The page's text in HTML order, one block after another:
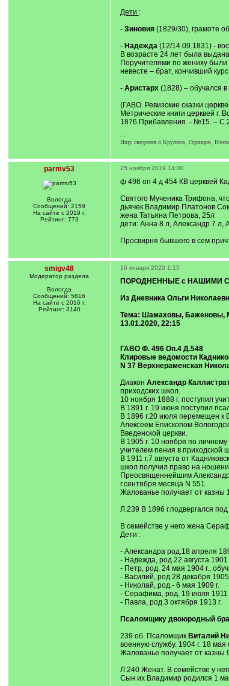
Дети :
- Зиновия(1829/30), грамоте
- Надежда(12/14.09.1831) -
В возрасте 24 лет была
Поручителями по жениху были
невесте – брат, кончивший
- Аристарх(1828) – обучался
(ГАВО. Ревизские сказки
Метрические книги церквей
1876.Прибавления. - №15. –
---
Ищу сведения о Крупнов, Одинцов,
parmv53
Вологда
Сообщений: 2159
На сайте с 2019 г.
Рейтинг: 773
25 ноября 2019 14:00
ф 496 оп 4 д 454 КВ церквей
Святого Мученика Трифона,
дьячек Владимир Платонов
жена Татьяна Петрова, 25л
дети: Анна 8 л, Александр 7 л,
Просвирня бывшего в сем
smigv48
Модератор раздела
Вологда
Сообщений: 5616
На сайте с 2016 г.
Рейтинг: 3140
16 января 2020 1:15
ПОРОДНЕННЫЕ с НАШИМИ
Из Дневника Ольги
Тема: Шамаховы, Баженовы,
13.01.2020, 22:15
ГАВО Ф. 496 Оп.4 Д.548
Клировые ведомости
N 37 Верхнераменская
Диакон Александр
приходских школ.
10 ноября 1888 г. поступил
В 1891 г. 19 июня поступил
В 1896 г.20 июля перемещен к
Алексеем Епископом
Введенской церкви.
В 1905 г. 10 ноября по
учителем пения в приходской
В 1911 г.7 августа от
школ получил право на
Преосвященнейшим
г.сентября месяца N 551.
Жалованье получает от казны
Л.239 В 1896 г.подвергался
В семействе у него жена
Дети :
- Александра род.18 апреля
- Надежда, род.22 августа
- Петр, род. 24 мая 1904 г.,
- Василий, род.28 декабря
- Николай, род.- 6 мая 1909 г.
- Серафима, род. 19 июля 1911
- Павла, род.3 октября 1913 г.
Псаломщику двоюродный
239 об. ПсаломщикВиталий
военную службу. 1904 г. 18
Жалованье получает от казны
Л.240 Женат. В семействе у
Сын их Владимир родился 1